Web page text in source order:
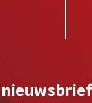
nieuwsbrief